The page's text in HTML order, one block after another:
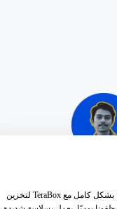
تم دمج برنامج المكتب الخاص بنا بشكل كامل مع TeraBox لتخزين